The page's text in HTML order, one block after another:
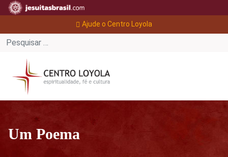
Ajude o Centro Loyola
Um Poema